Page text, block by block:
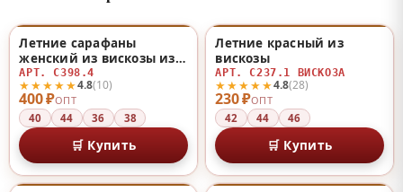
400 ₽ОПТ
★★★★★4.8(10)
Летние сарафаны
женский из вискозы из
вискозы
АРТ. С398.4
40 44 36 38
🛒 Купить
230 ₽ОПТ
★★★★★4.8(28)
Летние красный из
вискозы
АРТ. С237.1 ВИСКОЗА
42 44 46
🛒 Купить